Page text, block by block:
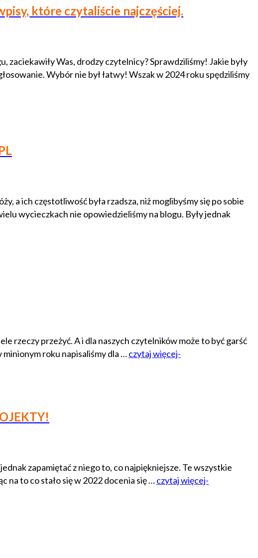
które czytaliście najczęściej.
zaciekawiły Was, drodzy czytelnicy? Sprawdziliśmy! Jakie były
Wybór nie był łatwy! Wszak w 2024 roku spędziliśmy
a ich częstotliwość była rzadsza, niż moglibyśmy się po sobie
wycieczkach nie opowiedzieliśmy na blogu. Były jednak
rzeczy przeżyć. A i dla naszych czytelników może to być garść
roku napisaliśmy dla …czytaj więcej-
zapamiętać z niego to, co najpiękniejsze. Te wszystkie
na to co stało się w 2022 docenia się …czytaj więcej-